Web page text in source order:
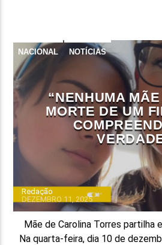
FAIXA ATUAL
TÍTULO
ARTISTA
ON FM
NACIONAL NOTÍCIAS
“NENHUMA
MORTE DE UM
Redação
DEZEMBRO 11, 2025
Mãe de Carolina Torres partilha
Na quarta-feira, dia 10 de